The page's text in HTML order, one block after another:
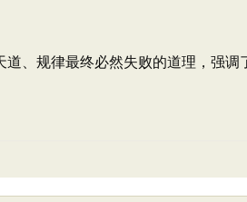
、规律最终必然失败的道理，强调